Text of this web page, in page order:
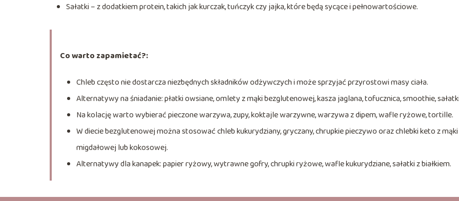
Sałatki – z dodatkiem protein, takich jak kurczak, tuńczyk czy jajka, które będą sycące i pełnowartościowe.
Co warto zapamietać?:
Chleb często nie dostarcza niezbędnych składników odżywczych i może sprzyjać przyrostowi masy ciała.
Alternatywy na śniadanie: płatki owsiane, omlety z mąki bezglutenowej, kasza jaglana, tofucznica, smoothie,
Na kolację warto wybierać pieczone warzywa, zupy, koktajle warzywne, warzywa z dipem, wafle ryżowe, tortille.
W diecie bezglutenowej można stosować chleb kukurydziany, gryczany, chrupkie pieczywo oraz chlebki keto z mąki
migdałowej lub kokosowej.
Alternatywy dla kanapek: papier ryżowy, wytrawne gofry, chrupki ryżowe, wafle kukurydziane, sałatki z białkiem.